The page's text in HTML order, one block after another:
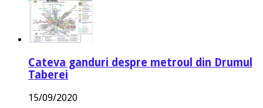
Cateva ganduri despre metroul din Drumul
Taberei
15/09/2020